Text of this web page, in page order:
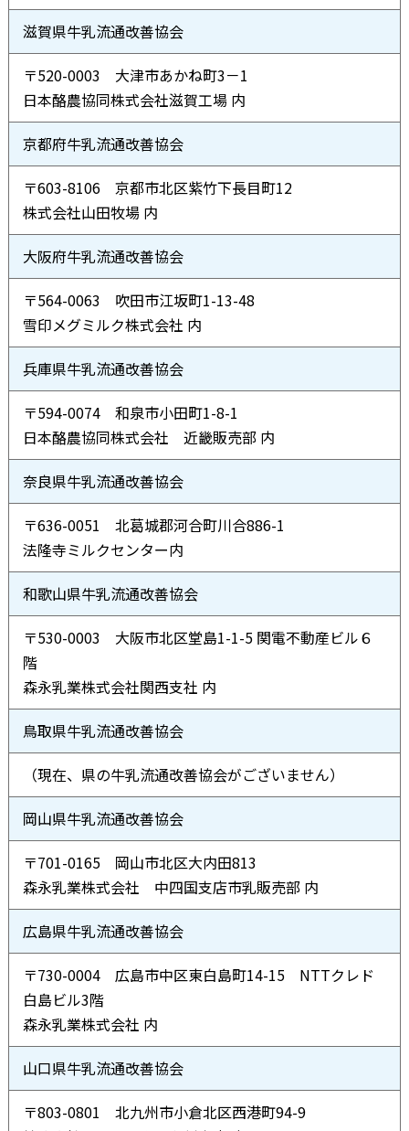
滋賀県牛乳流通改善協会
〒520-0003 大津市あかね町3－1
日本酪農協同株式会社滋賀工場 内
京都府牛乳流通改善協会
〒603-8106 京都市北区紫竹下長目町12
株式会社山田牧場 内
大阪府牛乳流通改善協会
〒564-0063 吹田市江坂町1-13-48
雪印メグミルク株式会社 内
兵庫県牛乳流通改善協会
〒594-0074 和泉市小田町1-8-1
日本酪農協同株式会社 近畿販売部 内
奈良県牛乳流通改善協会
〒636-0051 北葛城郡河合町川合886-1
法隆寺ミルクセンター内
和歌山県牛乳流通改善協会
〒530-0003 大阪市北区堂島1-1-5 関電不動産ビル６
階
森永乳業株式会社関西支社 内
鳥取県牛乳流通改善協会
（現在、県の牛乳流通改善協会がございません）
岡山県牛乳流通改善協会
〒701-0165 岡山市北区大内田813
森永乳業株式会社 中四国支店市乳販売部 内
広島県牛乳流通改善協会
〒730-0004 広島市中区東白島町14-15 NTTクレド
白島ビル3階
森永乳業株式会社 内
山口県牛乳流通改善協会
〒803-0801 北九州市小倉北区西港町94-9